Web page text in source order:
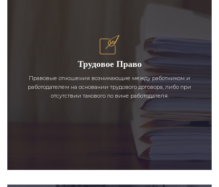
Трудовое Право
Правовые отношения возникающие между работником и
работодателем на основании трудового договора, либо при
отсутствии такового по вине работодателя.